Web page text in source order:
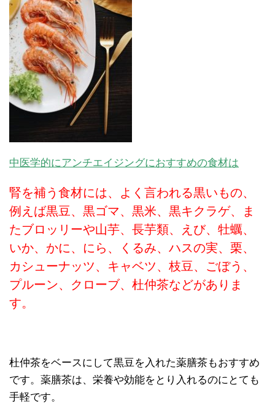
中医学的にアンチエイジングにおすすめの食材は
腎を補う食材には、よく言われる黒いもの、
例えば黒豆、黒ゴマ、黒米、黒キクラゲ、ま
たブロッリーや山芋、長芋類、えび、牡蠣、
いか、かに、にら、くるみ、ハスの実、栗、
カシューナッツ、キャベツ、枝豆、ごぼう、
プルーン、クローブ、杜仲茶などがありま
す。
杜仲茶をベースにして黒豆を入れた薬膳茶もおすすめ
です。薬膳茶は、栄養や効能をとり入れるのにとても
手軽です。